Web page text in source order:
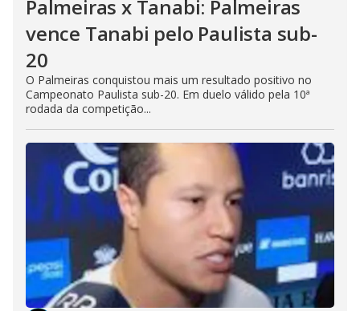
Palmeiras x Tanabi: Palmeiras
vence Tanabi pelo Paulista sub-
20
O Palmeiras conquistou mais um resultado positivo no
Campeonato Paulista sub-20. Em duelo válido pela 10ª
rodada da competição...